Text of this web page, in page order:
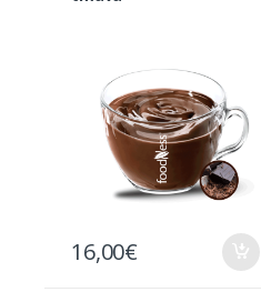
16,00€